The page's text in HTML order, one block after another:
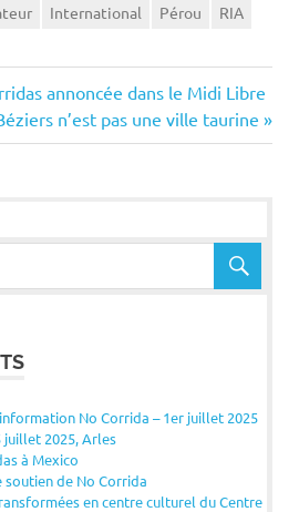
International Pérou RIA
annoncée dans le Midi Libre
n’est pas une ville taurine
No Corrida – 1er juillet 2025
2025, Arles
à Mexico
de No Corrida
en centre culturel du Centre